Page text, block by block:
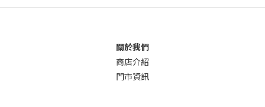
關於我們
商店介紹
門市資訊